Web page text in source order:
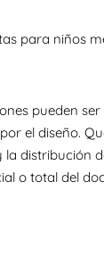
para niños
pueden
el diseño.
distribución
o total del